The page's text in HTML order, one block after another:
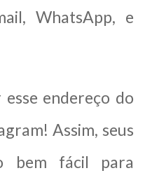
WhatsApp, e
endereço do
Assim, seus
bem fácil para